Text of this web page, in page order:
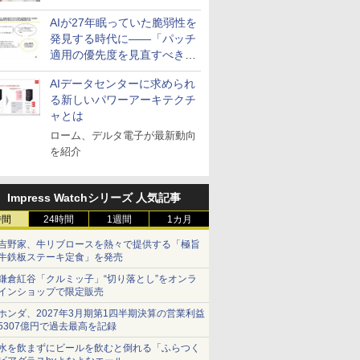
活用を成果へつなぐ3つの方
針を発表
AIが27年眠っていた脆弱性を
発見する時代に――「パッチ
適用の優先度を見直すべき」
とセキュリティ専門家
AIデータセンターに求められ
る新しいパワーアーキテクチ
ャとは
ローム、デルタ電子が最新動向
を紹介
Impress Watchシリーズ 人気記事
24時間 1週間 1カ月
野家、牛リブロースを熱々で提供する「極旨
鉄板ステーキ定食」を発売
倉紅谷「クルミッ子」“切り落とし”をオンラ
ンショップで限定販売
ンダ、2027年3月期第1四半期決算の営業利益
億円で過去最高を記録
を飲まずにビールを飲むと倒れる「ふらつく